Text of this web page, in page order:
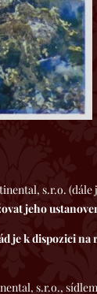
s.r.o. (dále
jeho
je k dispozici na
s.r.o., sídlem